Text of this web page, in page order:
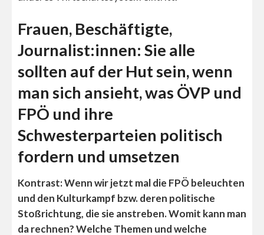
Frauen, Beschäftigte,
Journalist:innen: Sie alle
sollten auf der Hut sein, wenn
man sich ansieht, was ÖVP und
FPÖ und ihre
Schwesterparteien politisch
fordern und umsetzen
Kontrast: Wenn wir jetzt mal die FPÖ beleuchten
und den Kulturkampf bzw. deren politische
Stoßrichtung, die sie anstreben. Womit kann man
da rechnen? Welche Themen und welche